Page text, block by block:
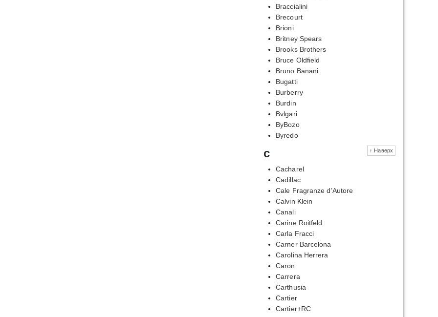
Braccialini
Brecourt
Brioni
Britney Spears
Brooks Brothers
Bruce Oldfield
Bruno Banani
Bugatti
Burberry
Burdin
Bvlgari
ByBozo
Byredo
↑ Наверх
c
Cacharel
Cadillac
Cale Fragranze d’Autore
Calvin Klein
Canali
Carine Roitfeld
Carla Fracci
Carner Barcelona
Carolina Herrera
Caron
Carrera
Carthusia
Cartier
Cartier+RC